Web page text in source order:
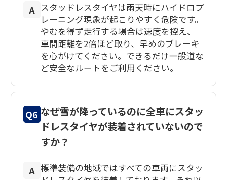
A スタッドレスタイヤは雨天時にハイドロプ
レーニング現象が起こりやすく危険です。
やむを得ず走行する場合は速度を控え、
車間距離を2倍ほど取り、早めのブレーキ
を心がけてください。できるだけ一般道な
ど安全なルートをご利用ください。
Q6 なぜ雪が降っているのに全車にスタッ
ドレスタイヤが装着されていないので
すか？
A 標準装備の地域ではすべての車両にスタッ